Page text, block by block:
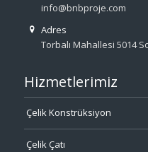
info@bnbproje.com
Adres
Torbalı Mahallesi 5014
Hizmetlerimiz
Çelik Konstrüksiyon
Çelik Çatı